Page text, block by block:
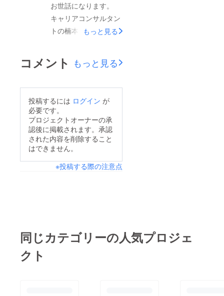
お世話になります。
キャリアコンサルタン
トの楠本です。本日、
げました。皆様のご支
援・ご協力どうぞよろ
もっと見る
コメント もっと見る
投稿するには ログイン が
必要です。
プロジェクトオーナーの承
認後に掲載されます。承認
された内容を削除すること
はできません。
※投稿する際の注意点
同じカテゴリーの人気プロジェ
クト